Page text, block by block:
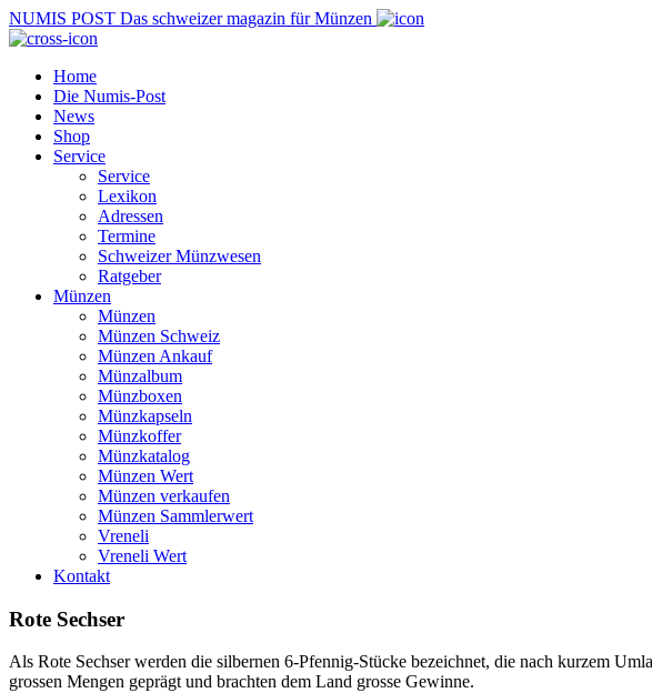
NUMIS POST Das schweizer magazin für Münzen
Home
Die Numis-Post
News
Shop
Service
Service
Lexikon
Adressen
Termine
Schweizer Münzwesen
Ratgeber
Münzen
Münzen
Münzen Schweiz
Münzen Ankauf
Münzalbum
Münzboxen
Münzkapseln
Münzkoffer
Münzkatalog
Münzen Wert
Münzen verkaufen
Münzen Sammlerwert
Vreneli
Vreneli Wert
Kontakt
Rote Sechser
Als Rote Sechser werden die silbernen 6-Pfennig-Stücke bezeichnet, die nach kurzem
grossen Mengen geprägt und brachten dem Land grosse Gewinne.